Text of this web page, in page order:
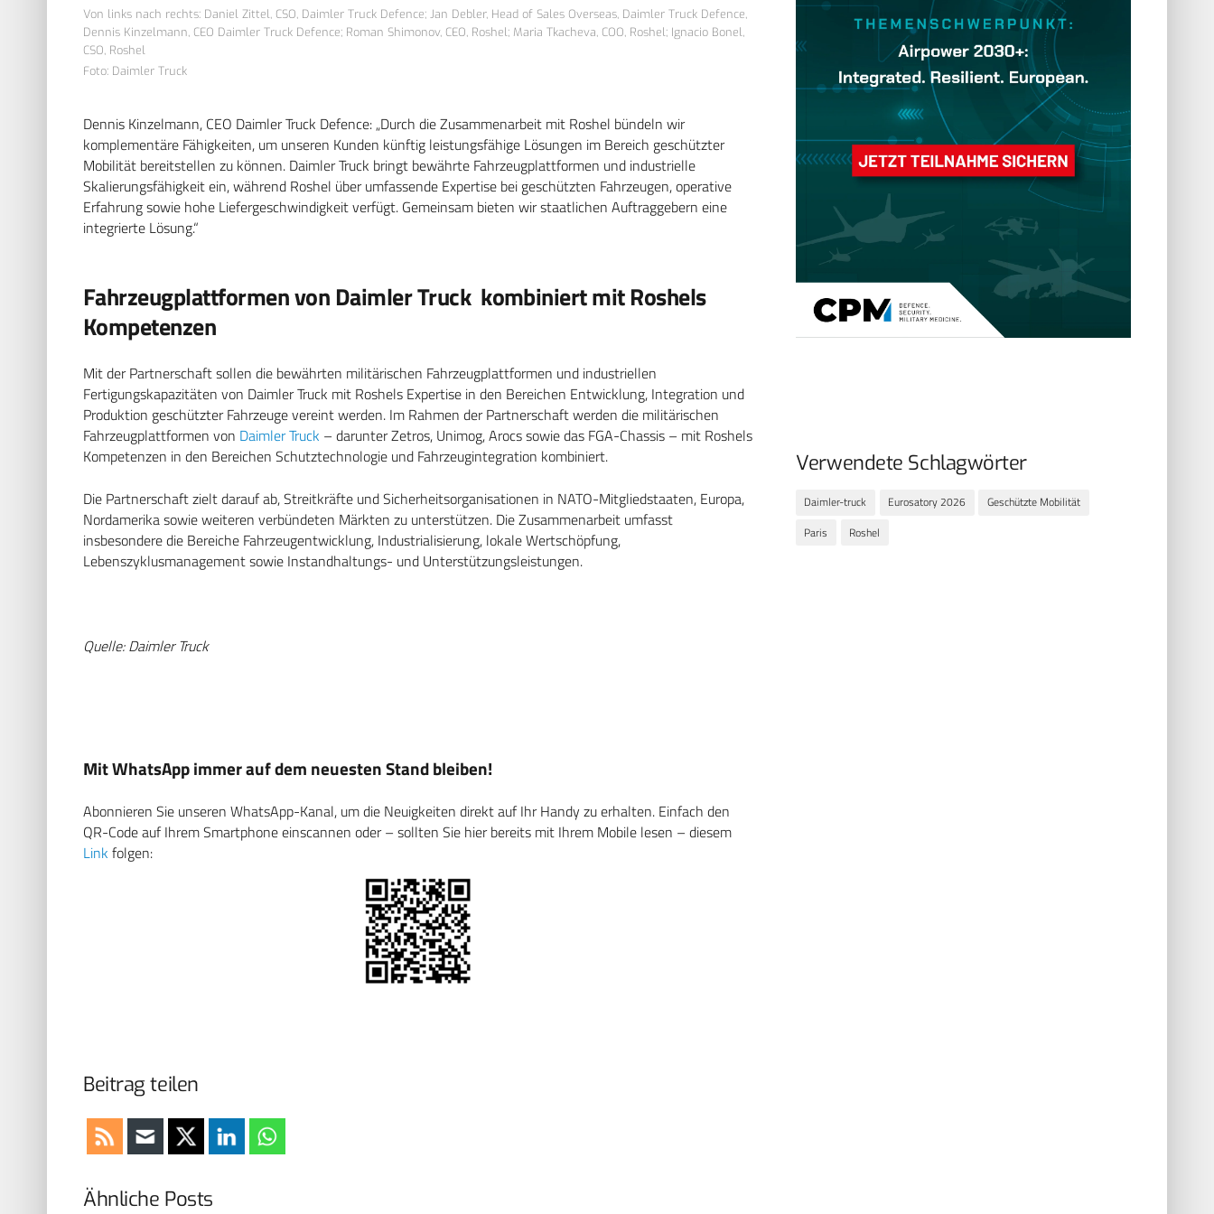
Von links nach rechts: Daniel Zittel, CSO, Daimler Truck Defence; Jan Debler, Head of Sales Overseas, Daimler Truck Defence,
Dennis Kinzelmann, CEO Daimler Truck Defence; Roman Shimonov, CEO, Roshel; Maria Tkacheva, COO, Roshel; Ignacio Bonel,
CSO, Roshel
Foto: Daimler Truck
Dennis Kinzelmann, CEO Daimler Truck Defence: „Durch die Zusammenarbeit mit Roshel bündeln wir
komplementäre Fähigkeiten, um unseren Kunden künftig leistungsfähige Lösungen im Bereich geschützter
Mobilität bereitstellen zu können. Daimler Truck bringt bewährte Fahrzeugplattformen und industrielle
Skalierungsfähigkeit ein, während Roshel über umfassende Expertise bei geschützten Fahrzeugen, operative
Erfahrung sowie hohe Liefergeschwindigkeit verfügt. Gemeinsam bieten wir staatlichen Auftraggebern eine
integrierte Lösung.“
Fahrzeugplattformen von Daimler Truck kombiniert mit Roshels
Kompetenzen
Mit der Partnerschaft sollen die bewährten militärischen Fahrzeugplattformen und industriellen
Fertigungskapazitäten von Daimler Truck mit Roshels Expertise in den Bereichen Entwicklung, Integration und
Produktion geschützter Fahrzeuge vereint werden. Im Rahmen der Partnerschaft werden die militärischen
Fahrzeugplattformen von Daimler Truck – darunter Zetros, Unimog, Arocs sowie das FGA-Chassis – mit Roshels
Kompetenzen in den Bereichen Schutztechnologie und Fahrzeugintegration kombiniert.
Die Partnerschaft zielt darauf ab, Streitkräfte und Sicherheitsorganisationen in NATO-Mitgliedstaaten, Europa,
Nordamerika sowie weiteren verbündeten Märkten zu unterstützen. Die Zusammenarbeit umfasst
insbesondere die Bereiche Fahrzeugentwicklung, Industrialisierung, lokale Wertschöpfung,
Lebenszyklusmanagement sowie Instandhaltungs- und Unterstützungsleistungen.
Quelle: Daimler Truck
Mit WhatsApp immer auf dem neuesten Stand bleiben!
Abonnieren Sie unseren WhatsApp-Kanal, um die Neuigkeiten direkt auf Ihr Handy zu erhalten. Einfach den
QR-Code auf Ihrem Smartphone einscannen oder – sollten Sie hier bereits mit Ihrem Mobile lesen – diesem
Link folgen:
Beitrag teilen
Verwendete Schlagwörter
Daimler-truck Eurosatory 2026
Geschützte Mobilität
Paris
Roshel
Ähnliche Posts